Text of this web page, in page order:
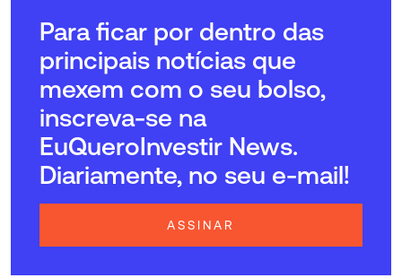
Para ficar por dentro das
principais notícias que
mexem com o seu bolso,
inscreva-se na
EuQueroInvestir News.
Diariamente, no seu e-mail!
ASSINAR